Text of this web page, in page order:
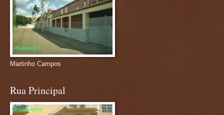
Martinho Campos
Rua Principal